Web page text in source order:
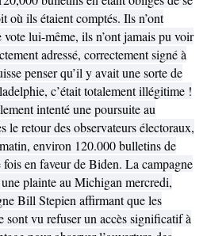
où ils étaient comptés. Ils n’ont
lui-même, ils n’ont jamais pu voir
adressé, correctement signé à
penser qu’il y avait une sorte de
c’était totalement illégitime !
intenté une poursuite au
le retour des observateurs électoraux,
environ 120.000 bulletins de
fois en faveur de Biden. La campagne
plainte au Michigan mercredi,
Bill Stepien affirmant que les
sont vu refuser un accès significatif à